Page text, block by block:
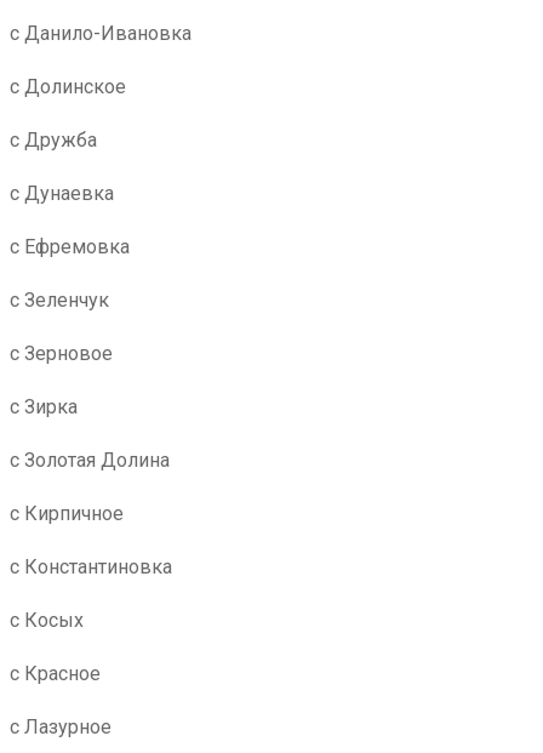
с Данило-Ивановка
с Долинское
с Дружба
с Дунаевка
с Ефремовка
с Зеленчук
с Зерновое
с Зирка
с Золотая Долина
с Кирпичное
с Константиновка
с Косых
с Красное
с Лазурное